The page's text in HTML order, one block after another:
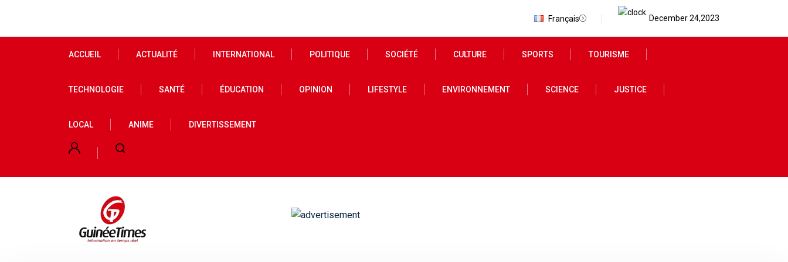
Français December 24,2023
ACCUEIL ACTUALITÉ INTERNATIONAL POLITIQUE SOCIÉTÉ CULTURE SPORTS TOURISME
TECHNOLOGIE SANTÉ ÉDUCATION OPINION LIFESTYLE ENVIRONNEMENT SCIENCE JUSTICE
LOCAL ANIME DIVERTISSEMENT